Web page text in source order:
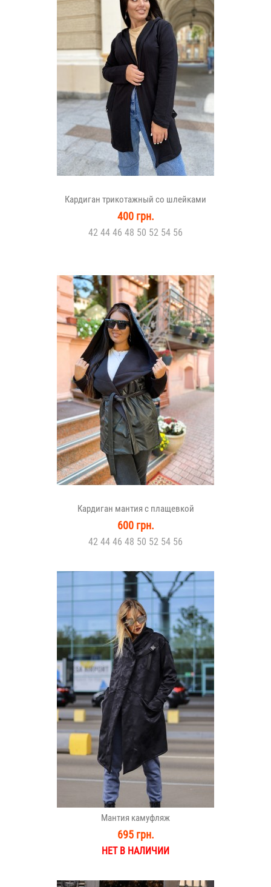
Кардиган трикотажный со шлейками
400 грн.
42 44 46 48 50 52 54 56
Кардиган мантия с плащевкой
600 грн.
42 44 46 48 50 52 54 56
Мантия камуфляж
695 грн.
НЕТ В НАЛИЧИИ